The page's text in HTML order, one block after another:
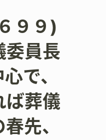
９９)
委員長
で、
ば葬儀
先、